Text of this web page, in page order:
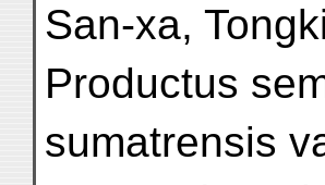
San-xa,
Productus
sumatrensis